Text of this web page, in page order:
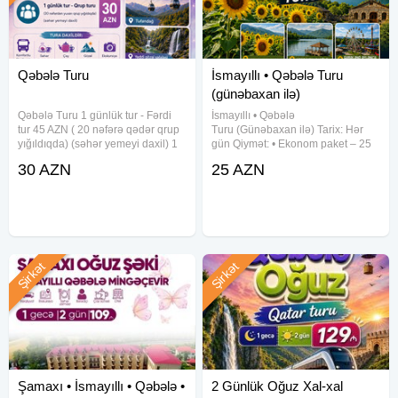
Qəbələ Turu
Qəbələ Turu 1 günlük tur - Fərdi
tur 45 AZN ( 20 nəfərə qədər qrup
yığıldıqda) (səhər yemeyi daxil) 1
nəfərə qədər qrup yığıldıqda)
30 AZN
İsmayıllı • Qəbələ Turu
(günəbaxan ilə)
İsmayıllı • Qəbələ
Turu (Günəbaxan ilə) Tarix: Hər
gün Qiymət: • Ekonom paket – 25
(səhər yeməyi daxil) Qiymətə
25 AZN
Şamaxı • İsmayıllı • Qəbələ •
Şirkət
2 Günlük Oğuz Xal-xal
Şirkət